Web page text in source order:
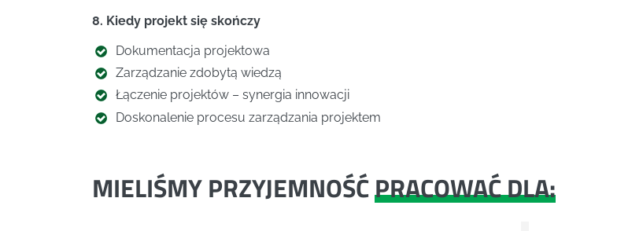
8. Kiedy projekt się skończy
Dokumentacja projektowa
Zarządzanie zdobytą wiedzą
Łączenie projektów – synergia innowacji
Doskonalenie procesu zarządzania projektem
MIELIŚMY PRZYJEMNOŚĆPRACOWAĆ DLA: